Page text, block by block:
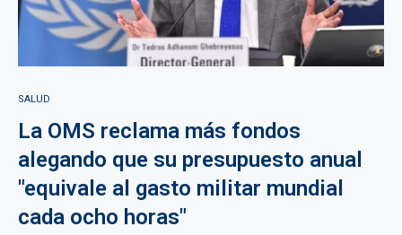
SALUD
La OMS reclama más fondos
alegando que su presupuesto anual
"equivale al gasto militar mundial
cada ocho horas"